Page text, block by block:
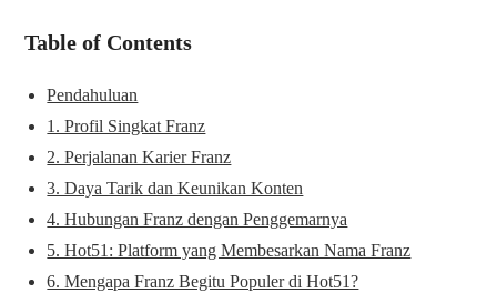
Table of Contents
Pendahuluan
1. Profil Singkat Franz
2. Perjalanan Karier Franz
3. Daya Tarik dan Keunikan Konten
4. Hubungan Franz dengan Penggemarnya
5. Hot51: Platform yang Membesarkan Nama Franz
6. Mengapa Franz Begitu Populer di Hot51?